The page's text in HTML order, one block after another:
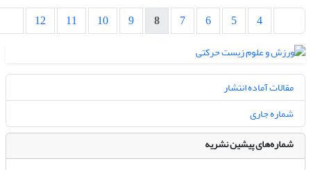
4
5
6
7
8
9
10
11
12
مقالات آماده انتشار
شماره جاری
شماره‌های پیشین نشریه